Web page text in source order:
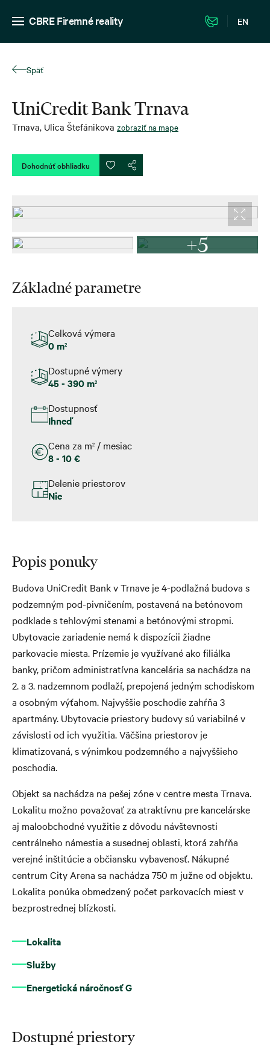
CBRE Firemné reality EN
Späť
UniCredit Bank Trnava
Trnava, Ulica Štefánikova zobraziť na mape
Dohodnúť obhliadku
+5
Základné parametre
Celková výmera
0 m2
Dostupné výmery
45 - 390 m2
Dostupnosť
Ihneď
Cena za m2 / mesiac
8 - 10 €
Delenie priestorov
Nie
Popis ponuky
Budova UniCredit Bank v Trnave je 4-podlažná budova s
podzemným pod-pivničením, postavená na betónovom
podklade s tehlovými stenami a betónovými stropmi.
Ubytovacie zariadenie nemá k dispozícii žiadne
parkovacie miesta. Prízemie je využívané ako filiálka
banky, pričom administratívna kancelária sa nachádza na
2. a 3. nadzemnom podlaží, prepojená jedným schodiskom
a osobným výťahom. Najvyššie poschodie zahŕňa 3
apartmány. Ubytovacie priestory budovy sú variabilné v
závislosti od ich využitia. Väčšina priestorov je
klimatizovaná, s výnimkou podzemného a najvyššieho
poschodia.
Objekt sa nachádza na pešej zóne v centre mesta Trnava.
Lokalitu možno považovať za atraktívnu pre kancelárske
aj maloobchodné využitie z dôvodu návštevnosti
centrálneho námestia a susednej oblasti, ktorá zahŕňa
verejné inštitúcie a občiansku vybavenosť. Nákupné
centrum City Arena sa nachádza 750 m južne od objektu.
Lokalita ponúka obmedzený počet parkovacích miest v
bezprostrednej blízkosti.
Lokalita
Služby
Energetická náročnosť G
Dostupné priestory